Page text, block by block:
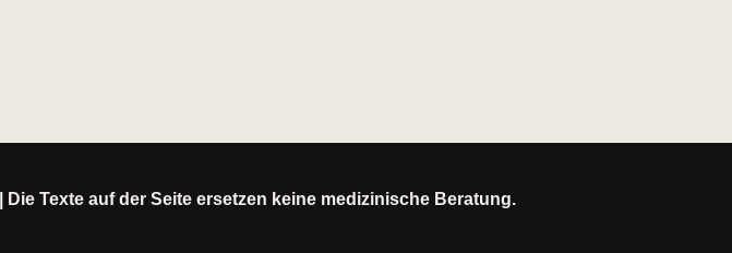
Texte auf der Seite ersetzen keine medizinische Beratung.